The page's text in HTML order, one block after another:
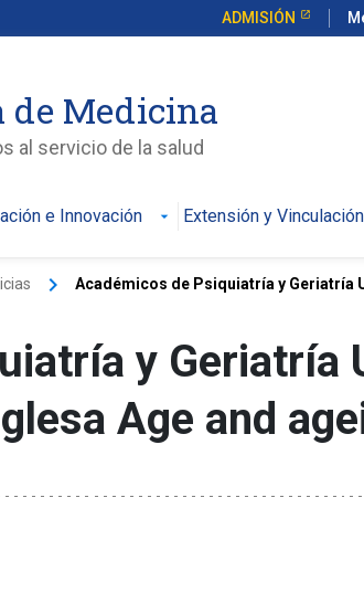
ADMISIÓN
de Medicina
al servicio de la salud
e Innovación Extensión y
keyboard_arrow_right Académicos de Psiquiatría y Geriatría
y Geriatría
Age and